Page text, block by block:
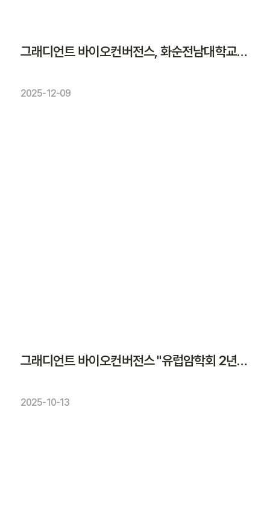
그래디언트 바이오컨버전스, 화순전남대학교병원과 항암제 반응 예측 나서
2025-12-09
그래디언트 바이오컨버전스 "유럽암학회 2년연속 참가"
2025-10-13